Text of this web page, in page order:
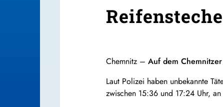
Chemnitz – Auf dem
Laut Polizei haben unbekannte
zwischen 15:36 und 17:24 Uhr,